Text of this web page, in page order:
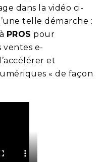
dans la vidéo ci-
telle démarche :
PROS pour
ventes e-
et
« de façon